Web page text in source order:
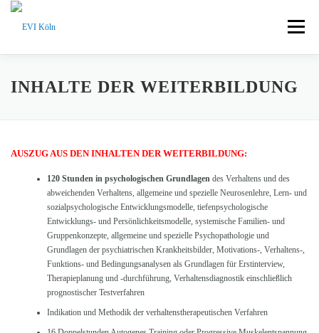
Zum Inhalt springen
Menü
AUSBILDUNG DAUN AUSBILDUNG KÖLN
PATIENTENINFORMATION IMPRESSUM
INHALTE DER WEITERBILDUNG
AUSZUG AUS DEN INHALTEN DER WEITERBILDUNG:
120 Stunden in psychologischen Grundlagen des Verhaltens und des
abweichenden Verhaltens, allgemeine und spezielle Neurosenlehre, Lern- und
sozialpsychologische Entwicklungsmodelle, tiefenpsychologische
Entwicklungs- und Persönlichkeitsmodelle, systemische Familien- und
Gruppenkonzepte, allgemeine und spezielle Psychopathologie und
Grundlagen der psychiatrischen Krankheitsbilder, Motivations-, Verhaltens-,
Funktions- und Bedingungsanalysen als Grundlagen für Erstinterview,
Therapieplanung und -durchführung, Verhaltensdiagnostik einschließlich
prognostischer Testverfahren
Indikation und Methodik der verhaltenstherapeutischen Verfahren